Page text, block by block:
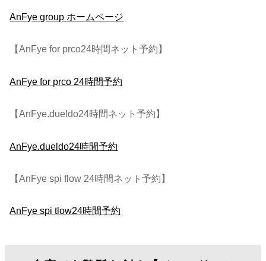
AnFye group ホームページ
【AnFye for prco24時間ネット予約】
AnFye for prco 24時間予約
【AnFye.dueldo24時間ネット予約】
AnFye.dueldo24時間予約
【AnFye spi flow 24時間ネット予約】
AnFye spi tlow24時間予約